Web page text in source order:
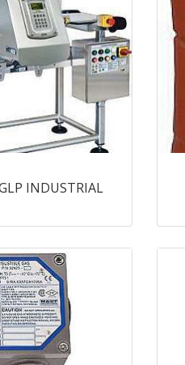
INDUSTRIAL